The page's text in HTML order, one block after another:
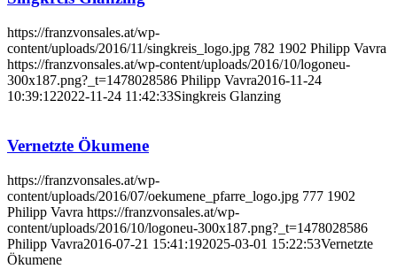
https://franzvonsales.at/wp-
content/uploads/2016/11/singkreis_logo.jpg 782 1902 Philipp Vavra
https://franzvonsales.at/wp-content/uploads/2016/10/logoneu-
300x187.png?_t=1478028586 Philipp Vavra2016-11-24
10:39:122022-11-24 11:42:33Singkreis Glanzing
Vernetzte Ökumene
https://franzvonsales.at/wp-
content/uploads/2016/07/oekumene_pfarre_logo.jpg 777 1902
Philipp Vavra https://franzvonsales.at/wp-
content/uploads/2016/10/logoneu-300x187.png?_t=1478028586
Philipp Vavra2016-07-21 15:41:192025-03-01 15:22:53Vernetzte
Ökumene